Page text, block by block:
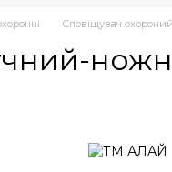
Сповіщувач